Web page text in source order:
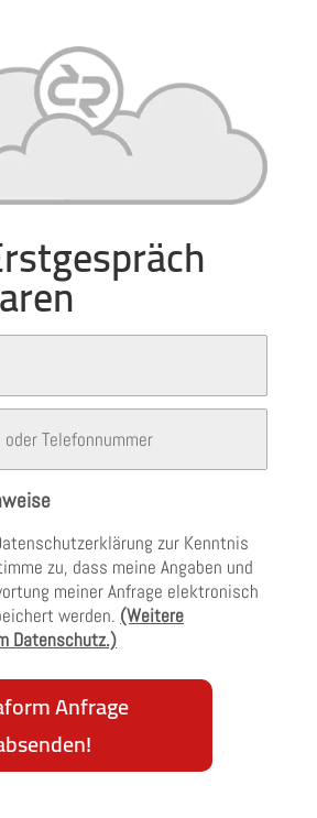
zur Kenntnis
zu, dass meine Angaben und
meiner Anfrage elektronisch
werden. (Weitere
Datenschutz.)
Anfrage